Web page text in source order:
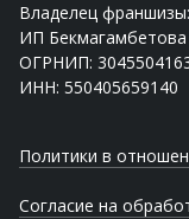
Владелец франшизы:
ИП
ОГРНИП:
ИНН: 550405659140
Политики в
Согласие на